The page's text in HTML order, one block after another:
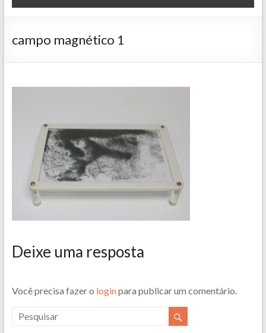
campo magnético 1
Deixe uma resposta
Você precisa fazer o loginpara publicar um comentário.